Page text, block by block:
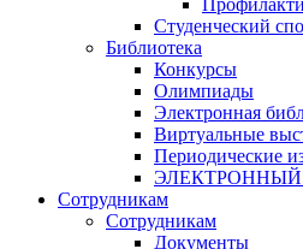
Студенческий
Библиотека
Конкурсы
Олимпиады
Электронная
Виртуальные
Периодические
Сотрудникам
Сотрудникам
Документы